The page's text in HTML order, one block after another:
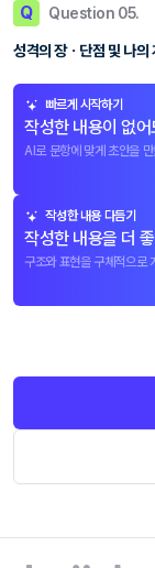
Q Question 05.
성격의 장ㆍ단점 및 나의
빠르게 시작하기
작성한 내용이 없
AI로 문항에 맞게 초안을
작성한 내용 다듬기
작성한 내용을 더
구조와 표현을 구체적으로